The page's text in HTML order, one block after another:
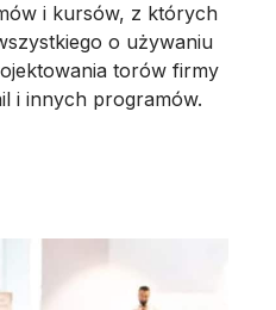
i kursów, z których
o używaniu
torów firmy
i innych programów.